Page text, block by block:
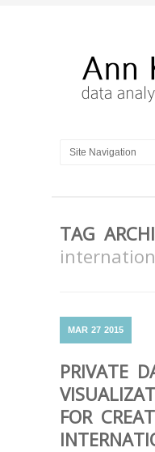
TAG
MAR 27 2015
PRIVATE
FOR